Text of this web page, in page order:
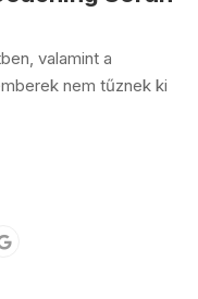
valamint a
nem tűznek ki